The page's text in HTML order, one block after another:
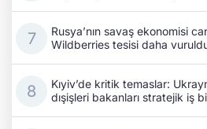
Rusya’nın savaş ekonomisi
Wildberries tesisi daha
Kıyiv’de kritik temaslar:
dışişleri bakanları stratejik iş